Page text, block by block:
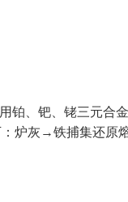
铂、钯、铑三元合
：炉灰→铁捕集